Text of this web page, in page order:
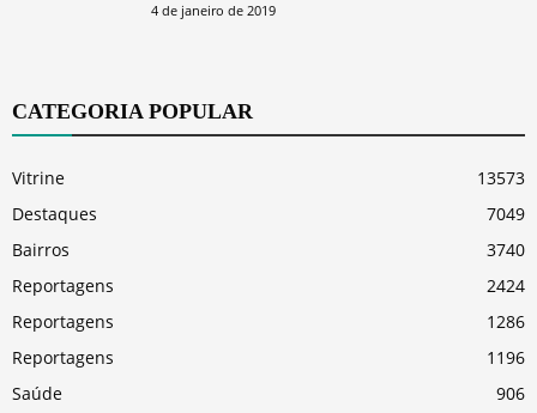
4 de janeiro de 2019
CATEGORIA POPULAR
Vitrine
13573
Destaques
7049
Bairros
3740
Reportagens
2424
Reportagens
1286
Reportagens
1196
Saúde
906